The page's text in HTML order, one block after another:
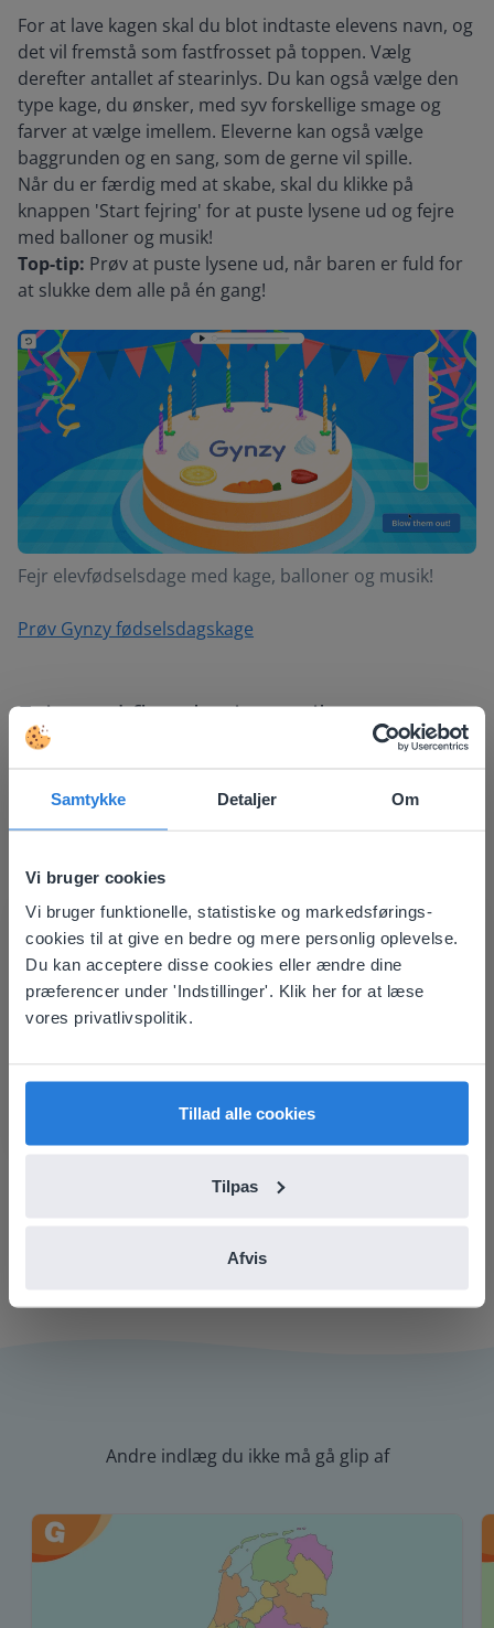
Samtykke Detaljer Om
Vi bruger cookies
Vi bruger funktionelle, statistiske og markedsførings-
cookies til at give en bedre og mere personlig oplevelse.
Du kan acceptere disse cookies eller ændre dine
præferencer under 'Indstillinger'. Klik her for at læse
vores privatlivspolitik.
Tillad alle cookies
Tilpas
Afvis
For at lave kagen skal du blot indtaste elevens navn, og
det vil fremstå som fastfrosset på toppen. Vælg
derefter antallet af stearinlys. Du kan også vælge den
type kage, du ønsker, med syv forskellige smage og
farver at vælge imellem. Eleverne kan også vælge
baggrunden og en sang, som de gerne vil spille.
Når du er færdig med at skabe, skal du klikke på
knappen 'Start fejring' for at puste lysene ud og fejre
med balloner og musik!
Top-tip: Prøv at puste lysene ud, når baren er fuld for
at slukke dem alle på én gang!
Fejr elevfødselsdage med kage, balloner og musik!
Prøv Gynzy fødselsdagskage
Fejr med flere læringsspil
kan bruges til at gøre din næste fødselsdagsfejring så
meget bedre. Her er et par af vores mest populære
nyder fejringen:
Gynzy Game Show
Memory
Hangman
Bingo
Om forfatterenPieter J. Smits
Pieter er en dedikeret
produktspecialist. Hans
yndlingsværktøj hos Gynzy?
Andre indlæg du ikke må gå glip af
This website doesn't match
your location
Based on your location, we think you might
prefer to visit our English website. There you'll
English
Dansk